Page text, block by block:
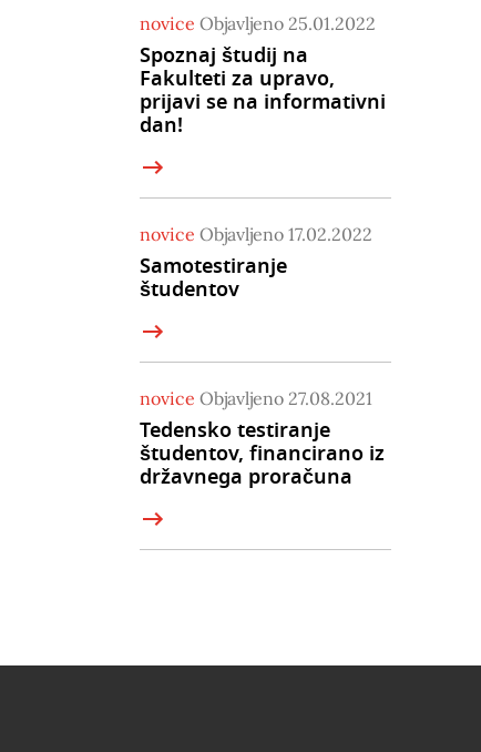
novice Objavljeno 25.01.2022
Spoznaj študij na
Fakulteti za upravo,
prijavi se na informativni
dan!
novice Objavljeno 17.02.2022
Samotestiranje
študentov
novice Objavljeno 27.08.2021
Tedensko testiranje
študentov, financirano iz
državnega proračuna